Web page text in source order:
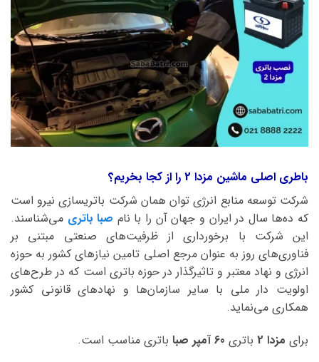
باطری اصلی ماشین مزدا 2 را از کجا بخریم؟
شرکت توسعه منابع انرژی توان همان شرکت باتریسازی نیرو است
که ده‌ها سال در ایران و جهان آن را با نام صبا باتری می‌شناسند.
این شرکت با برخورداری از ظرفیت‌های صنعتی مبتنی بر
فناوری‌های روز به عنوان مرجع اصلی تامین نیازهای کشور به حوزه
انرژی و نهاد معتبر و تاثیرگذار در حوزه باتری است که در طرح‌های
اولویت دار ملی با سایر سازمان‌ها و نهادهای قانونی کشور
همکاری می‌نماید.
برای مزدا 2 باتری
باتری مناسب است.